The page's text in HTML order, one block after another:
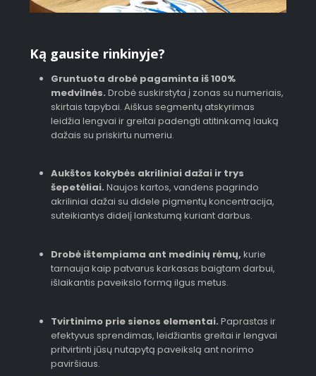
Ką gausite rinkinyje?
Gruntuota drobė pagaminta iš 100%
medvilnės. Drobė suskirstyta į zonas su numeriais,
skirtais tapybai. Aiškus segmentų atskyrimas
leidžia lengvai ir greitai padengti atitinkamą lauką
dažais su priskirtu numeriu.
Aukštos kokybės akriliniai dažai ir trys
šepetėliai. Naujos kartos, vandens pagrindo
akriliniai dažai su didele pigmentų koncentracija,
suteikiantys didelį lankstumą kuriant darbus.
Drobė ištempiama ant medinių rėmų, kurie
tarnauja kaip patvarus karkasas baigtam darbui,
išlaikantis paveikslo formą ilgus metus.
Tvirtinimo prie sienos elementai. Paprastas ir
efektyvus sprendimas, leidžiantis greitai ir lengvai
pritvirtinti jūsų nutapytą paveikslą ant norimo
paviršiaus.